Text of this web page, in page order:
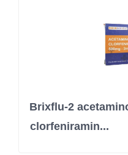
Brixflu-2
clorfeniramin...